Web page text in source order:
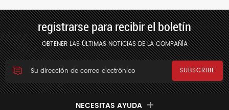
registrarse para recibir el boletín
OBTENER LAS ÚLTIMAS NOTICIAS DE LA COMPAÑÍA
NECESITAS AYUDA